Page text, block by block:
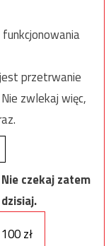
przetrwanie
zwlekaj więc,
czekaj zatem
100 zł